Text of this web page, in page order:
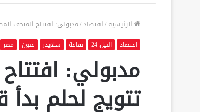
الرئيسية/اقتصاد/مدبولي: افتتاح المتحف المصري الكبير
اقتصاد النيل 24 ثقافة سلايدر فنون مصر
مدبولي: